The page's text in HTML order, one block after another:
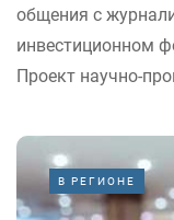
общения с
инвестиционном
Проект научно-
В РЕГИОНЕ